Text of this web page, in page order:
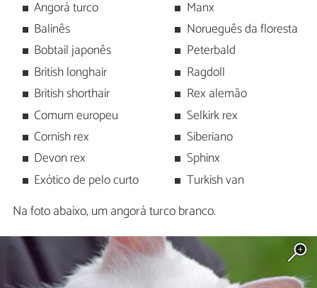
Angorá turco
Balinês
Bobtail japonês
British longhair
British shorthair
Comum europeu
Cornish rex
Devon rex
Exótico de pelo curto
Manx
Norueguês da floresta
Peterbald
Ragdoll
Rex alemão
Selkirk rex
Siberiano
Sphinx
Turkish van
Na foto abaixo, um angorá turco branco.